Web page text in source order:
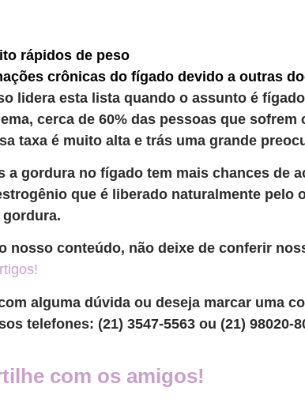
rápidos de peso
crônicas do fígado devido a outras
lidera esta lista quando o assunto é
cerca de 60% das pessoas que sofrem
taxa é muito alta e trás uma grande
a gordura no fígado tem mais chances de
que é liberado naturalmente pelo
nosso conteúdo, não deixe de conferir
alguma dúvida ou deseja marcar uma
telefones: (21) 3547-5563 ou (21) 98020-
com os amigos!